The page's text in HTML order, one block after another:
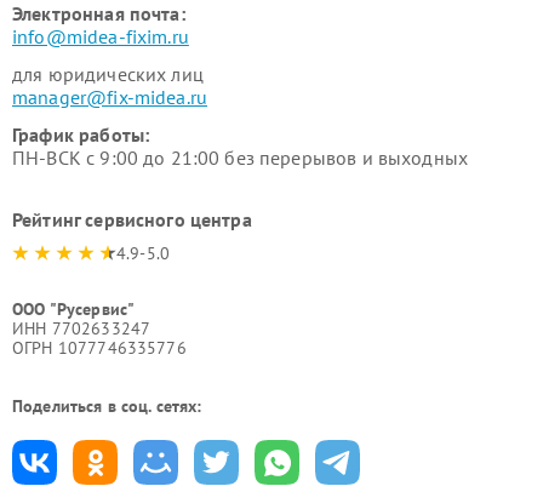
Электронная почта:
info@midea-fixim.ru
для юридических лиц
manager@fix-midea.ru
График работы:
ПН-ВСК с 9:00 до 21:00 без перерывов и выходных
Рейтинг сервисного центра
4.9-5.0
ООО "Русервис"
ИНН 7702633247
ОГРН 1077746335776
Поделиться в соц. сетях: